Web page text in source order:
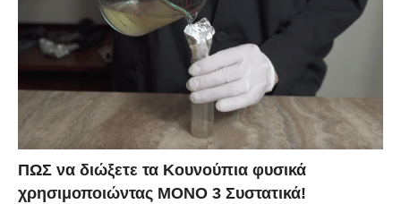
ΠΩΣ να διώξετε τα Κουνούπια φυσικά
χρησιμοποιώντας ΜΟΝΟ 3 Συστατικά!